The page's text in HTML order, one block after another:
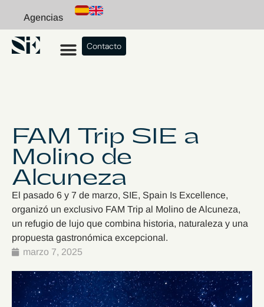
Agencias
Contacto
FAM Trip SIE a
Molino de
Alcuneza
El pasado 6 y 7 de marzo, SIE, Spain Is Excellence,
organizó un exclusivo FAM Trip al Molino de Alcuneza,
un refugio de lujo que combina historia, naturaleza y una
propuesta gastronómica excepcional.
marzo 7, 2025